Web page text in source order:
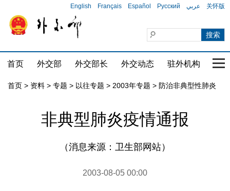
English Français Español Русский عربي 关怀版
首页 外交部 外交部长 外交动态 驻外机构 国
首页 > 资料 > 专题 > 以往专题 > 2003年专题 > 防治非典型性肺炎
非典型肺炎疫情通报
（消息来源：卫生部网站）
2003-08-05 00:00